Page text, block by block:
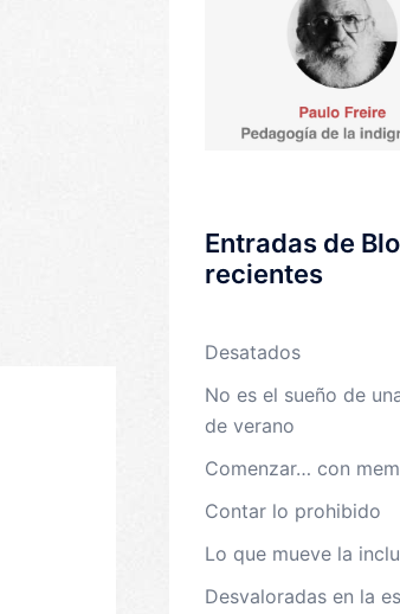
Entradas de
recientes
Desatados
No es el sueño de
de verano
Comenzar… con
Contar lo prohibido
Lo que mueve la
Desvaloradas en la